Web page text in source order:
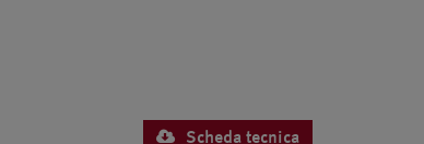
Scheda tecnica